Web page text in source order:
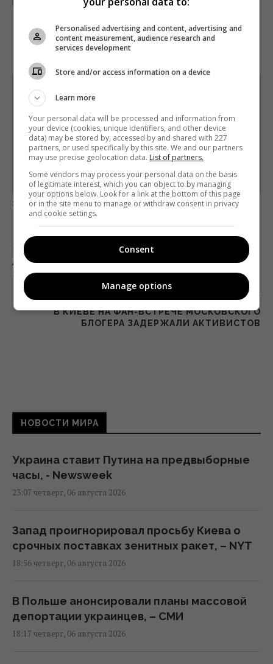
Щотижневий лист з найцікавішим.
Пишемо з любов'ю
Підпишіться ще раз, якщо не отримуєте від нас листи
* Підписатись→
Предоставлено SendPulse
загрузка...
Предыдущий пост
АМЕРИКАНСКАЯ СТУДИЯ ОБМАНОМ
ЗАСТАВЛЯЛА ДЕВУШЕК СНИМАТЬСЯ В ПОРНО
Следующий пост
В КИЕВЕ НА ФАН-ВСТРЕЧЕ МОСКОВСКОГО
БЛОГЕРА ЗАДЕРЖАЛИ АКТИВИСТОВ
НОВОСТИ МИРА
Украина ставит Путина на предвыборные
часы, - Newsweek
23:07 четверг, 06 августа 2026
Запад проигнорировал просьбу Киева о
срочных поставках зенитных ракет, – NYT
18:56 четверг, 06 августа 2026
В Польше анонсировали планы массовой
депортации украинцев, – СМИ
18:17 четверг, 06 августа 2026
Personalised advertising and content, advertising and
content measurement, audience research and
services development
Store and/or access information on a device
Learn more
Your personal data will be processed and information from
your device (cookies, unique identifiers, and other device
data) may be stored by, accessed by and shared with 227
partners, or used specifically by this site. We and our partners
may use precise geolocation data. List of partners.
Some vendors may process your personal data on the basis
of legitimate interest, which you can object to by managing
your options below. Look for a link at the bottom of this page
or in the site menu to manage or withdraw consent in privacy
and cookie settings.
Consent
Manage options